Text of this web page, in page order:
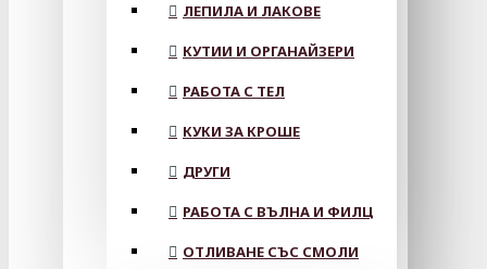
ЛЕПИЛА И ЛАКОВЕ
КУТИИ И ОРГАНАЙЗЕРИ
РАБОТА С ТЕЛ
КУКИ ЗА КРОШЕ
ДРУГИ
РАБОТА С ВЪЛНА И ФИЛЦ
ОТЛИВАНЕ СЪС СМОЛИ